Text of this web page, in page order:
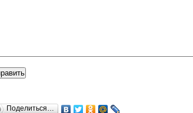
Поделиться…